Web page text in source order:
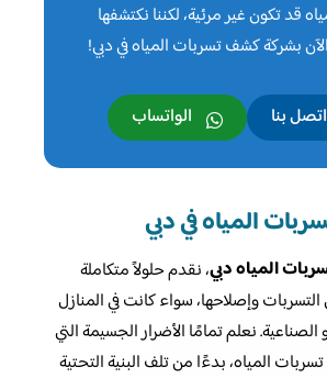
قد تكون غير مرئية، لكننا نكتشفها
بشركة كشف تسربات المياه في دبي!
اتصل بنا الواتساب
المياه في دبي
المياه دبي، نقدم حلولاً متكاملة
وإصلاحها، سواء كانت في المنازل
الصناعية. نعلم تمامًا الأضرار الجسيمة التي
المياه، بدءًا من تلف البنية التحتية